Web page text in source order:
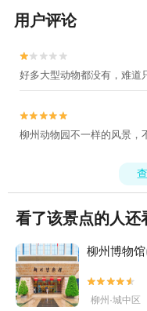
用户评论


好多大型动物都没有，难道


柳州动物园不一样的风景，
看了该景点的人还
柳州博物馆


柳州·城中区